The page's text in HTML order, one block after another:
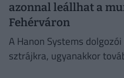
azonnal leállhat a
Fehérváron
A Hanon Systems
sztrájkra, ugyanakkor